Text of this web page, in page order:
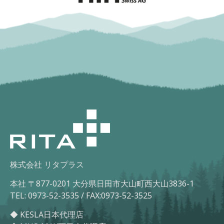
株式会社 リタプラス
本社 〒877-0201 大分県日田市大山町西大山3836-1
TEL: 0973-52-3535 / FAX:0973-52-3525
◆ KESLA日本代理店